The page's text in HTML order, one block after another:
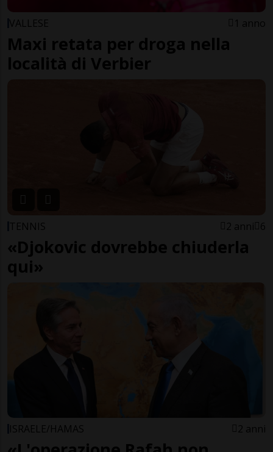
VALLESE 1 anno
Maxi retata per droga nella
località di Verbier
TENNIS 2 anni 6
«Djokovic dovrebbe chiuderla
qui»
ISRAELE/HAMAS 2 anni